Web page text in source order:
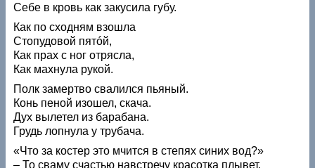
Себе в кровь как закусила губу.
Как по сходням взошла
Стопудовой пятóй,
Как прах с ног отрясла,
Как махнула рукой.
Полк замертво свалился пьяный.
Конь пеной изошел, скача.
Дух вылетел из барабана.
Грудь лопнула у трубача.
«Что за костер это мчится в степях синих вод?»
– То сваму счастью навстречу красотка плывет.